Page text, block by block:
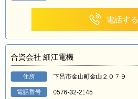
電話する
合資会社 細江電機
住所 下呂市金山町金山２０７９
電話番号 0576-32-2145